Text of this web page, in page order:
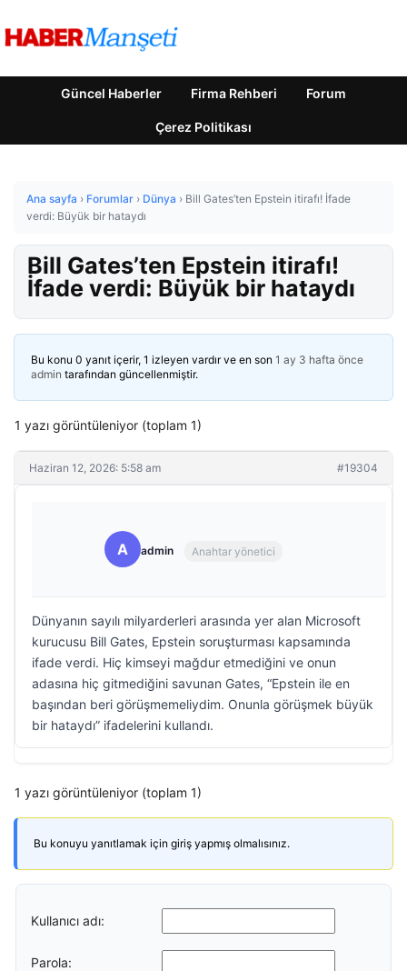
Güncel Haberler Firma Rehberi Forum
Çerez Politikası
Ana sayfa › Forumlar › Dünya › Bill Gates’ten Epstein itirafı! İfade
verdi: Büyük bir hataydı
Bill Gates’ten Epstein itirafı!
İfade verdi: Büyük bir hataydı
Bu konu 0 yanıt içerir, 1 izleyen vardır ve en son 1 ay 3 hafta önce
admin tarafından güncellenmiştir.
1 yazı görüntüleniyor (toplam 1)
Haziran 12, 2026: 5:58 am #19304
A admin Anahtar yönetici
Dünyanın sayılı milyarderleri arasında yer alan Microsoft
kurucusu Bill Gates, Epstein soruşturması kapsamında
ifade verdi. Hiç kimseyi mağdur etmediğini ve onun
adasına hiç gitmediğini savunan Gates, “Epstein ile en
başından beri görüşmemeliydim. Onunla görüşmek büyük
bir hataydı” ifadelerini kullandı.
1 yazı görüntüleniyor (toplam 1)
Bu konuyu yanıtlamak için giriş yapmış olmalısınız.
Kullanıcı adı:
Parola: